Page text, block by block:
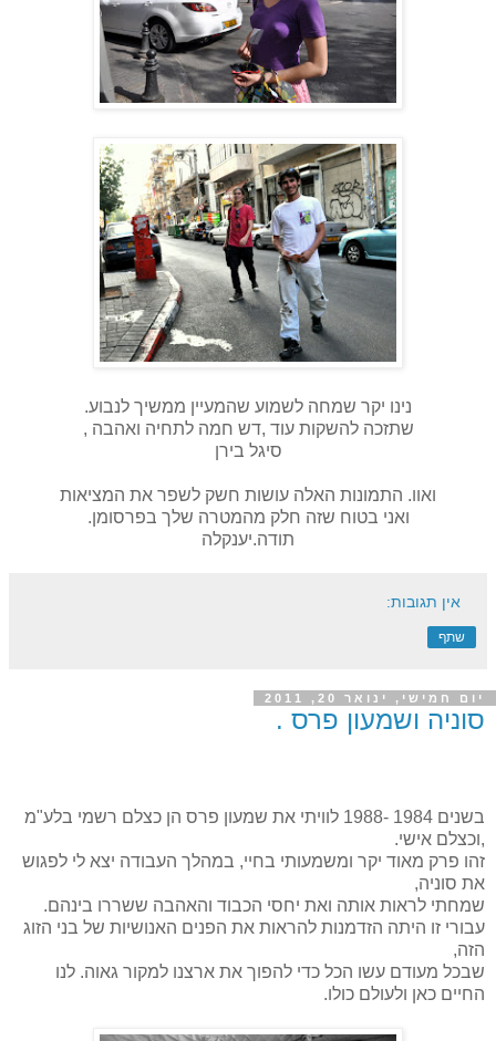
נינו יקר שמחה לשמוע שהמעיין ממשיך לנבוע.
שתזכה להשקות עוד ,דש חמה לתחיה ואהבה ,
סיגל בירן
ואוו. התמונות האלה עושות חשק לשפר את המציאות
ואני בטוח שזה חלק מהמטרה שלך בפרסומן.
תודה.יענקלה
אין תגובות:
שתף
יום חמישי, ינואר 20, 2011
סוניה ושמעון פרס .
בשנים 1984 -1988 לוויתי את שמעון פרס הן כצלם רשמי בלע"מ
,וכצלם אישי.
זהו פרק מאוד יקר ומשמעותי בחיי, במהלך העבודה יצא לי לפגוש
את סוניה,
שמחתי לראות אותה ואת יחסי הכבוד והאהבה ששררו בינהם.
עבורי זו היתה הזדמנות להראות את הפנים האנושיות של בני הזוג
הזה,
שבכל מעודם עשו הכל כדי להפוך את ארצנו למקור גאוה. לנו
החיים כאן ולעולם כולו.